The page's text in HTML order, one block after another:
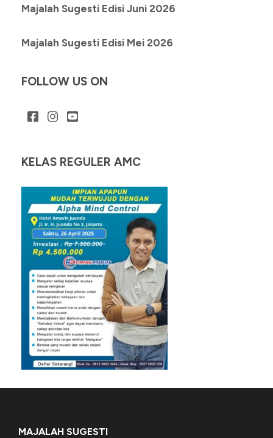
Majalah Sugesti Edisi Juni 2026
Majalah Sugesti Edisi Mei 2026
FOLLOW US ON
KELAS REGULER AMC
MAJALAH SUGESTI